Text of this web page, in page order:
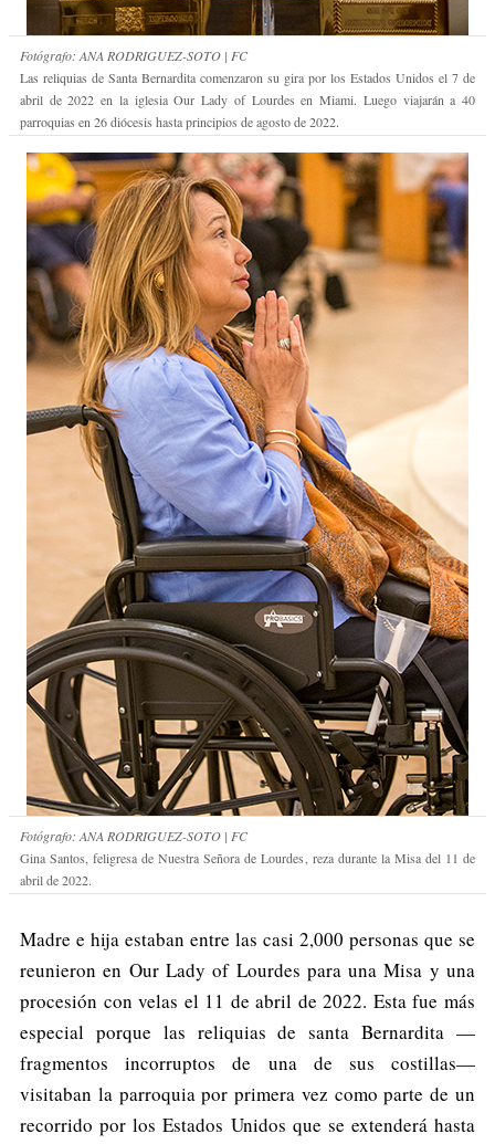
Fotógrafo: ANA RODRIGUEZ-SOTO | FC
Las reliquias de Santa Bernardita comenzaron su gira por los Estados Unidos el 7 de
abril de 2022 en la iglesia Our Lady of Lourdes en Miami. Luego viajarán a 40
parroquias en 26 diócesis hasta principios de agosto de 2022.
Fotógrafo: ANA RODRIGUEZ-SOTO | FC
Gina Santos, feligresa de Nuestra Señora de Lourdes, reza durante la Misa del 11 de
abril de 2022.
Madre e hija estaban entre las casi 2,000 personas que se
reunieron en Our Lady of Lourdes para una Misa y una
procesión con velas el 11 de abril de 2022. Esta fue más
especial porque las reliquias de santa Bernardita —
fragmentos incorruptos de una de sus costillas—
visitaban la parroquia por primera vez como parte de un
recorrido por los Estados Unidos que se extenderá hasta